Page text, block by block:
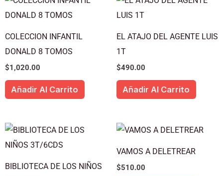
COLECCION INFANTIL
DONALD 8 TOMOS
$1,020.00
Añadir Al Carrito
EL ATAJO DEL AGENTE LUIS
1T
$490.00
Añadir Al Carrito
BIBLIOTECA DE LOS NIÑOS
VAMOS A DELETREAR
$510.00